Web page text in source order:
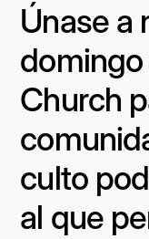
Únase a
domingo
Church
culto
al que